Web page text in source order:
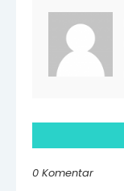
0 Komentar